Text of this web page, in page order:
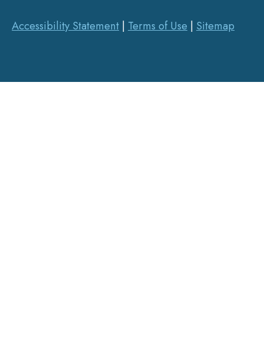
Accessibility Statement | Terms of Use | Sitemap